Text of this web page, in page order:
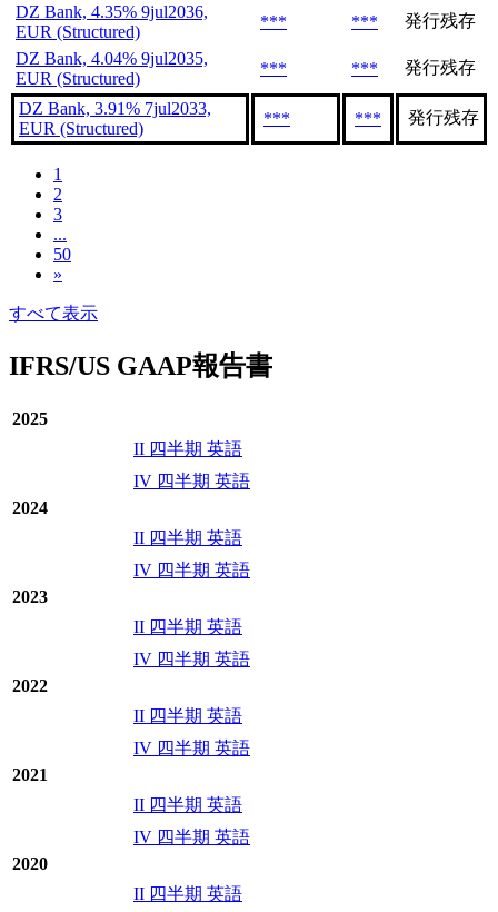
DZ Bank, 4.35% 9jul2036,
EUR (Structured)
*** ***
発行残存
DZ Bank, 4.04% 9jul2035,
EUR (Structured)
*** *** 発行残存
DZ Bank, 3.91% 7jul2033,
EUR (Structured)
*** *** 発行残存
1
2
3
...
50
»
すべて表示
IFRS/US GAAP報告書
2025
II 四半期 英語
IV 四半期 英語
2024
II 四半期 英語
IV 四半期 英語
2023
II 四半期 英語
IV 四半期 英語
2022
II 四半期 英語
IV 四半期 英語
2021
II 四半期 英語
IV 四半期 英語
2020
II 四半期 英語